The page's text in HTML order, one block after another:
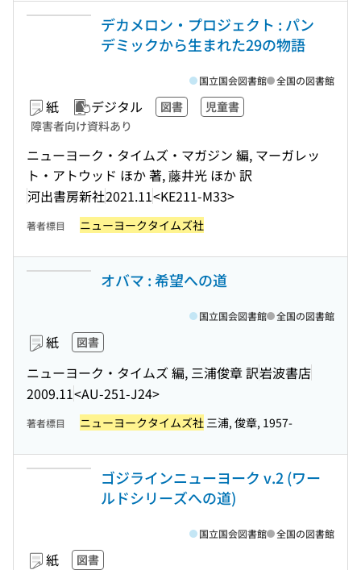
デカメロン・プロジェクト : パン
デミックから生まれた29の物語
紙 デジタル 図書
児童書
障害者向け資料あり
ニューヨーク・タイムズ・マガジン 編, マーガレッ
ト・アトウッド ほか 著, 藤井光 ほか 訳
河出書房新社2021.11<KE211-M33>
国立国会図書館 全国の図書館
著者標目 ニューヨークタイムズ社
オバマ : 希望への道
紙 図書
ニューヨーク・タイムズ 編, 三浦俊章 訳岩波書店
2009.11<AU-251-J24>
国立国会図書館 全国の図書館
著者標目 ニューヨークタイムズ社 三浦, 俊章, 1957-
ゴジラインニューヨーク v.2 (ワー
ルドシリーズへの道)
紙 図書
国立国会図書館 全国の図書館